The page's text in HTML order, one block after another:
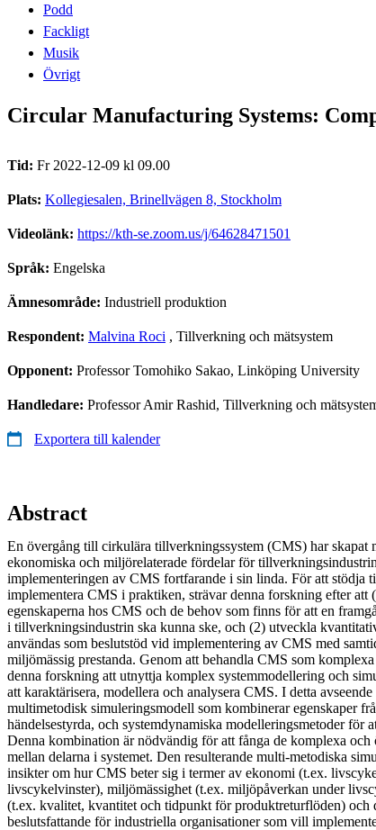
Podd
Fackligt
Musik
Övrigt
Circular Manufacturing Systems:
Tid: Fr 2022-12-09 kl 09.00
Plats: Kollegiesalen, Brinellvägen 8, Stockholm
Videolänk: https://kth-se.zoom.us/j/64628471501
Språk: Engelska
Ämnesområde: Industriell produktion
Respondent: Malvina Roci , Tillverkning och mätsystem
Opponent: Professor Tomohiko Sakao, Linköping University
Handledare: Professor Amir Rashid, Tillverkning och
Exportera till kalender
Abstract
En övergång till cirkulära tillverkningssystem (CMS) har skapat
ekonomiska och miljörelaterade fördelar för
implementeringen av CMS fortfarande i sin linda. För att stödja
implementera CMS i praktiken, strävar denna forskning efter att
egenskaperna hos CMS och de behov som finns för att en
i tillverkningsindustrin ska kunna ske, och (2) utveckla
användas som beslutstöd vid implementering av CMS med
miljömässig prestanda. Genom att behandla CMS som
denna forskning att utnyttja komplex systemmodellering och
att karaktärisera, modellera och analysera CMS. I detta
multimetodisk simuleringsmodell som kombinerar egenskaper
händelsestyrda, och systemdynamiska modelleringsmetoder för
Denna kombination är nödvändig för att fånga de komplexa och
mellan delarna i systemet. Den resulterande multi-metodiska
insikter om hur CMS beter sig i termer av ekonomi (t.ex.
livscykelvinster), miljömässighet (t.ex. miljöpåverkan under
(t.ex. kvalitet, kvantitet och tidpunkt för produktreturflöden) och
beslutsfattande för industriella organisationer som vill